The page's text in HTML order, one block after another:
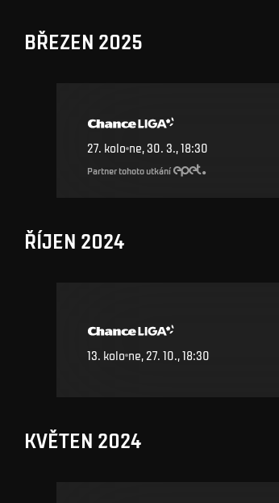
BŘEZEN 2025
27. kolo ne, 30. 3., 18:30
Partner tohoto utkání
ŘÍJEN 2024
13 kolo ne, 27. 10., 18:30
KVĚTEN 2024